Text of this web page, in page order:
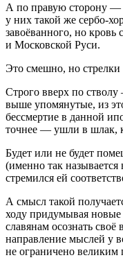
А по правую сторону —
у них такой же сербо-
завоёванного, но
и Московской Руси.
Это смешно, но
Строго вверх по
выше упомянутые, из
бессмертие в данной
точнее — ушли в шлак,
Будет или не будет
(именно так
стремился ей
А смысл такой
ходу придумывая новые
славянам осознать
направление мыслей у
не ограничено